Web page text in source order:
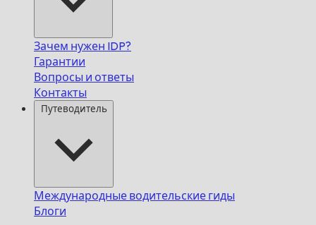
Зачем нужен IDP?
Гарантии
Вопросы и ответы
Контакты
Путеводитель
Международные водительские гиды
Блоги